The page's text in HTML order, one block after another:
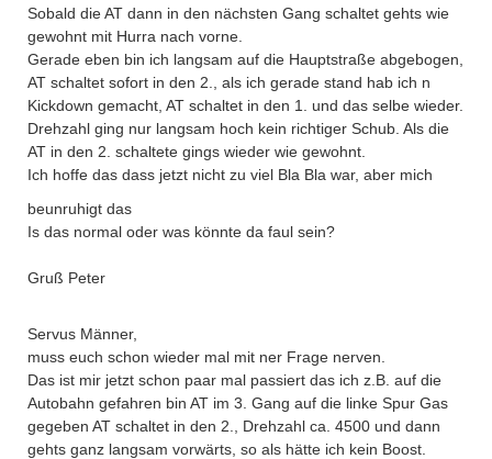
Sobald die AT dann in den nächsten Gang schaltet gehts wie
gewohnt mit Hurra nach vorne.
Gerade eben bin ich langsam auf die Hauptstraße abgebogen,
AT schaltet sofort in den 2., als ich gerade stand hab ich n
Kickdown gemacht, AT schaltet in den 1. und das selbe wieder.
Drehzahl ging nur langsam hoch kein richtiger Schub. Als die
AT in den 2. schaltete gings wieder wie gewohnt.
Ich hoffe das dass jetzt nicht zu viel Bla Bla war, aber mich
beunruhigt das
Is das normal oder was könnte da faul sein?
Gruß Peter
Servus Männer,
muss euch schon wieder mal mit ner Frage nerven.
Das ist mir jetzt schon paar mal passiert das ich z.B. auf die
Autobahn gefahren bin AT im 3. Gang auf die linke Spur Gas
gegeben AT schaltet in den 2., Drehzahl ca. 4500 und dann
gehts ganz langsam vorwärts, so als hätte ich kein Boost.